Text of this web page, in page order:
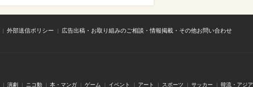
外部送信ポリシー
広告出稿・お取り組みのご相談・情報掲載・その他お問い合わせ
演劇 ニコ動 本・マンガ ゲーム イベント アート スポーツ サッカー 韓流・アジア